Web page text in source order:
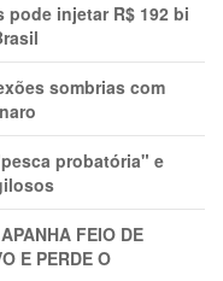
injetar R$ 192 bi
sombrias com
probatória" e
FEIO DE
E PERDE O